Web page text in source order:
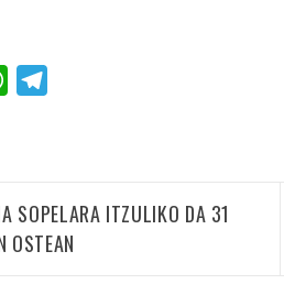
WhatsApp
SOPELARA ITZULIKO DA 31
OSTEAN